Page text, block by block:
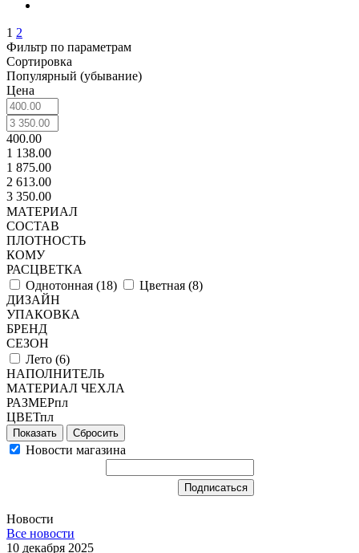
1 2
Фильтр по параметрам
Сортировка
Популярный (убывание)
Цена
400.00
1 138.00
1 875.00
2 613.00
3 350.00
МАТЕРИАЛ
СОСТАВ
ПЛОТНОСТЬ
КОМУ
РАСЦВЕТКА
Однотонная (18) Цветная (8)
ДИЗАЙН
УПАКОВКА
БРЕНД
СЕЗОН
Лето (6)
НАПОЛНИТЕЛЬ
МАТЕРИАЛ ЧЕХЛА
РАЗМЕРпл
ЦВЕТпл
Сбросить
Новости магазина
Новости
Все новости
10 декабря 2025